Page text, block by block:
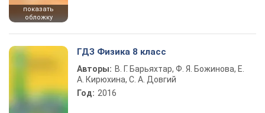
показать
обложку
ГДЗ Физика 8 класс
Авторы: В. Г. Барьяхтар, Ф. Я. Божинова, Е.
А. Кирюхина, С. А. Довгий
Год: 2016